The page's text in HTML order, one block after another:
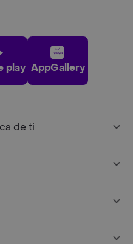
play AppGallery
de ti